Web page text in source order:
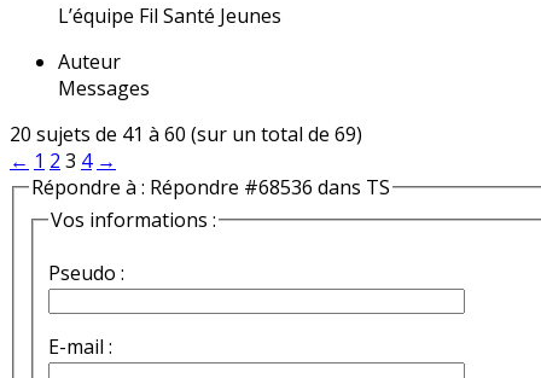
L’équipe Fil Santé Jeunes
Auteur
Messages
20 sujets de 41 à 60 (sur un total de 69)
← 1 2 3 4 →
Répondre à : Répondre #68536 dans TS
Vos informations :
Pseudo :
E-mail :